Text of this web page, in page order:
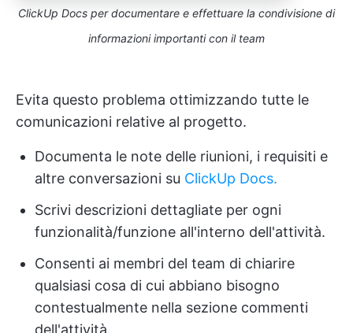
ClickUp Docs per documentare e effettuare la condivisione di
informazioni importanti con il team
Evita questo problema ottimizzando tutte le
comunicazioni relative al progetto.
Documenta le note delle riunioni, i requisiti e
altre conversazioni su ClickUp Docs.
Scrivi descrizioni dettagliate per ogni
funzionalità/funzione all'interno dell'attività.
Consenti ai membri del team di chiarire
qualsiasi cosa di cui abbiano bisogno
contestualmente nella sezione commenti
dell'attività.